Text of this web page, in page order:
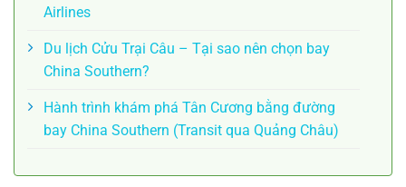
Airlines
Du lịch Cửu Trại Câu – Tại sao nên chọn bay
China Southern?
Hành trình khám phá Tân Cương bằng đường
bay China Southern (Transit qua Quảng Châu)